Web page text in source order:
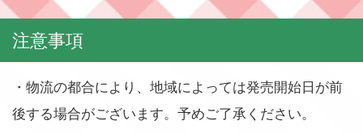
注意事項
・物流の都合により、地域によっては発売開始日が前
後する場合がございます。予めご了承ください。